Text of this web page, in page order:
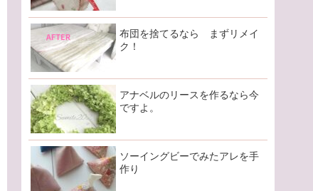
布団を捨てるなら まずリメイ
ク！
アナベルのリースを作るなら今
ですよ。
ソーイングビーでみたアレを手
作り